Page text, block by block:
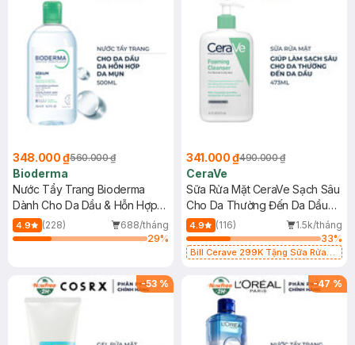
348.000 ₫560.000 ₫
Bioderma
Nước Tẩy Trang Bioderma
Dành Cho Da Dầu & Hỗn Hợp
500ml
4.9 (228)
688/tháng
29%
341.000 ₫490.000 ₫
CeraVe
Sữa Rửa Mặt CeraVe Sạch Sâu
Cho Da Thường Đến Da Dầu
473ml
4.9 (116)
1.5k/tháng
33%
Bill Cerave 299K Tặng Sữa Rửa
-53 % -47 %